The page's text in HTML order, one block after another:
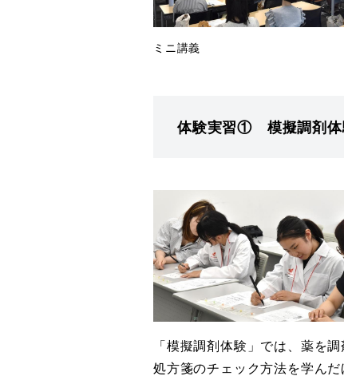
ミニ講義
体験実習① 模擬調剤体
「模擬調剤体験」では、薬を
処方箋のチェック方法を学ん